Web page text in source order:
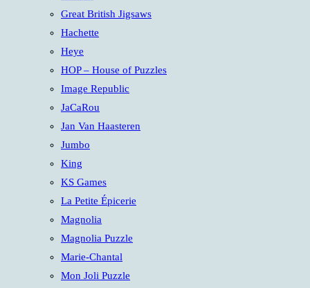
Great British Jigsaws
Hachette
Heye
HOP – House of Puzzles
Image Republic
JaCaRou
Jan Van Haasteren
Jumbo
King
KS Games
La Petite Épicerie
Magnolia
Magnolia Puzzle
Marie-Chantal
Mon Joli Puzzle